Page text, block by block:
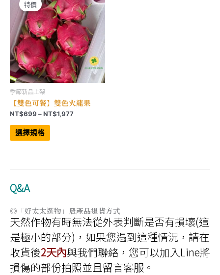
特價
季節新品上架
【雙色可餐】雙色火龍果
NT$699 –NT$1,977價
選擇規格
此
品
式。
頁
面
選
擇
選
項
Q&A
◎「好太太選物」農產品退貨方式
天然作物有時無法從外表判斷是否有損壞(這
是極小的部分)，如果您遇到這種情況，請在
收貨後2天內與我們聯絡，您可以加入Line將
損傷的部份拍照並且留言客服。